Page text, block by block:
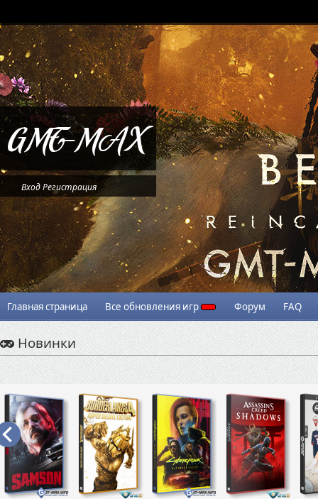
ВходРегистрация
Главная страница Все обновления игр Форум FAQ
Новинки